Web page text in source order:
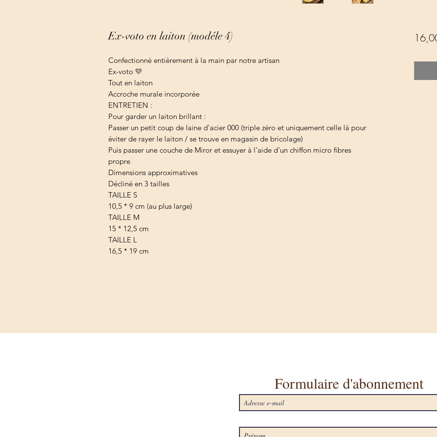
Ex-voto en laiton (modéle 4)
Confectionné entièrement à la main par notre artisan
Ex-voto 💛
Tout en laiton
Accroche murale incorporée
ENTRETIEN :
Pour garder un laiton brillant :
Passer un petit coup de laine d’acier 000 (triple zéro et uniquement celle là pour
éviter de rayer le laiton / se trouve en magasin de bricolage)
Puis passer une couche de Miror et essuyer à l’aide d’un chiffon micro fibres
propre
Dimensions approximatives
Décliné en 3 tailles
TAILLE S
10,5 * 9 cm (au plus large)
TAILLE M
15 * 12,5 cm
TAILLE L
16,5 * 19 cm
Formulaire d'abonnement